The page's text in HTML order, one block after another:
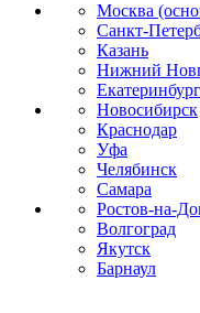
Москва
Санкт-
Казань
Нижний
Екатеринбург
Новосибирск
Краснодар
Уфа
Челябинск
Самара
Ростов-на-
Волгоград
Якутск
Барнаул